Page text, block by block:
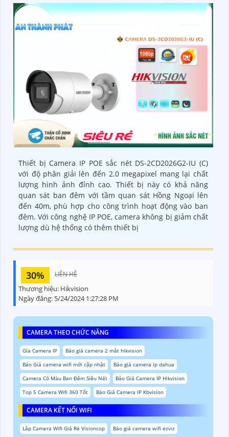
Thiết bị Camera IP POE sắc nét DS-2CD2026G2-IU (C)
với độ phân giải lên đến 2.0 megapixel mang lại chất
lượng hình ảnh đỉnh cao. Thiết bị này có khả năng
quan sát ban đêm với tầm quan sát Hồng Ngoại lên
đến 40m, phù hợp cho công trình hoạt động vào ban
đêm. Với công nghệ IP POE, camera không bị giảm chất
lượng dù hệ thống có thêm thiết bị
30% LIÊN HỆ
Thương hiệu: Hikvision
Ngày đăng: 5/24/2024 1:27:28 PM
CAMERA THEO CHỨC NĂNG
Gía Camera IP
Báo giá camera 2 mắt hikvision
Báo Giá camera wifi mới cập nhật
Báo giá camera ip dahua
Camera Có Màu Ban Đêm Siêu Nét
Báo Giá Camera IP Hikvision
Top 5 Camera Wifi 360 Tốt
Báo Giá Camera IP Kbvision
CAMERA KẾT NỐI WIFI
Lắp Camera Wifi Giá Rẻ Visioncop
Báo giá camera wifi ezviz